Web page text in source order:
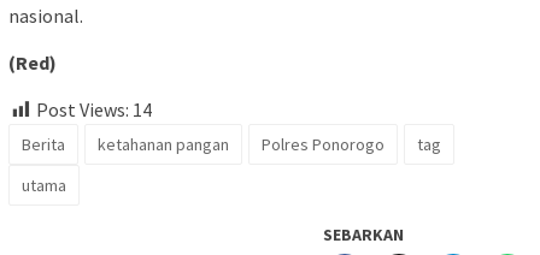
nasional.
(Red)
Post Views: 14
Berita ketahanan pangan Polres Ponorogo
tag
utama
SEBARKAN